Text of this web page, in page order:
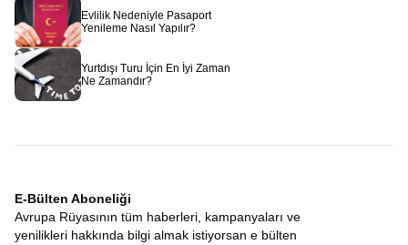
Evlilik Nedeniyle Pasaport
Yenileme Nasıl Yapılır?
Yurtdışı Turu İçin En İyi Zaman
Ne Zamandır?
E-Bülten Aboneliği
Avrupa Rüyasının tüm haberleri, kampanyaları ve
yenilikleri hakkında bilgi almak istiyorsan e bülten